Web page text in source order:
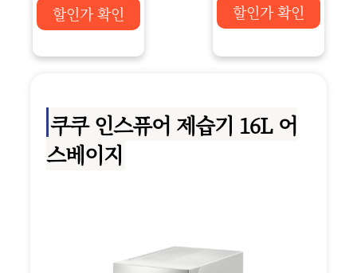
할인가 확인 할인가 확인
쿠쿠 인스퓨어 제습기 16L 어
스베이지